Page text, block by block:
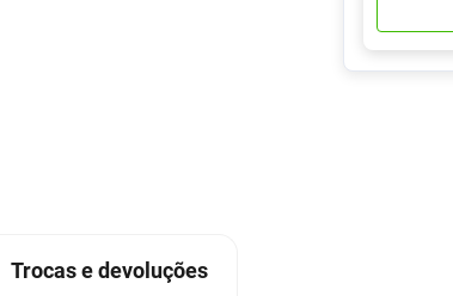
Trocas e devoluções